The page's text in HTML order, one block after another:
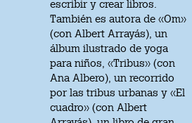
escribir y crear libros.
También es autora de «Om»
(con Albert Arrayás), un
álbum ilustrado de yoga
para niños, «Tribus» (con
Ana Albero), un recorrido
por las tribus urbanas y «El
cuadro» (con Albert